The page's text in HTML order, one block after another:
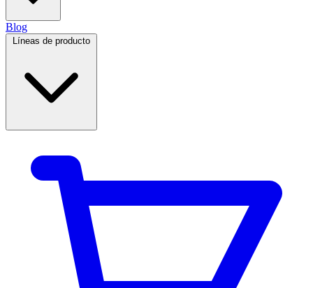
Blog
Líneas de producto